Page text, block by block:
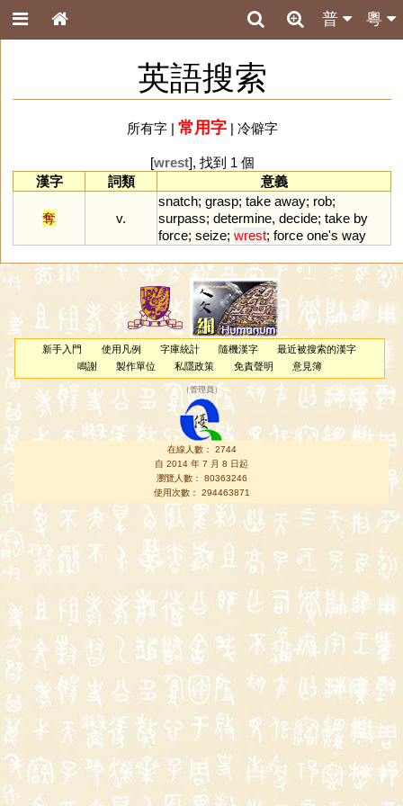
粵
普
英語搜索
所有字| 常用字| 冷僻字
[wrest], 找到 1 個
漢字
詞類 意義
奪 v.
snatch; grasp; take away; rob;
surpass; determine, decide; take by
force; seize; wrest; force one's way
新手入門 使用凡例 字庫統計 隨機漢字
最近被搜索的漢字
鳴謝
製作單位 私隱政策 免責聲明 意見簿
（管理員 ）
在線人數： 2744
自 2014 年 7 月 8 日起
瀏覽人數： 80363246
使用次數： 294463871